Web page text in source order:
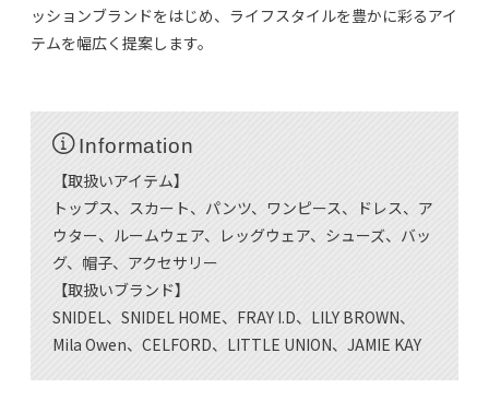
ッションブランドをはじめ、ライフスタイルを豊かに彩るアイ
テムを幅広く提案します。
Information
【取扱いアイテム】
トップス、スカート、パンツ、ワンピース、ドレス、ア
ウター、ルームウェア、レッグウェア、シューズ、バッ
グ、帽子、アクセサリー
【取扱いブランド】
SNIDEL、SNIDEL HOME、FRAY I.D、LILY BROWN、
Mila Owen、CELFORD、LITTLE UNION、JAMIE KAY